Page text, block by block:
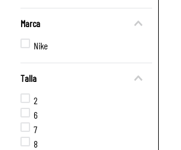
Marca
Nike
Talla
2
6
7
8